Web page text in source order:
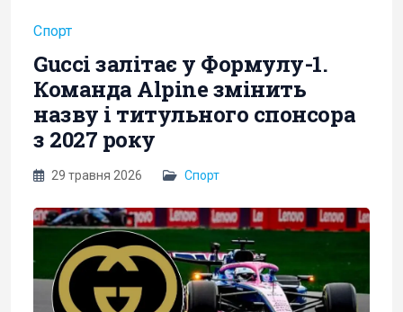
Спорт
Gucci залітає у Формулу-1.
Команда Alpine змінить
назву і титульного спонсора
з 2027 року
29 травня 2026 Спорт